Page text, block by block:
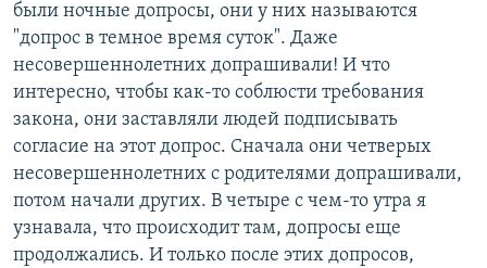
были ночные допросы, они у них называются
"допрос в темное время суток". Даже
несовершеннолетних допрашивали! И что
интересно, чтобы как-то соблюсти требования
закона, они заставляли людей подписывать
согласие на этот допрос. Сначала они четверых
несовершеннолетних с родителями допрашивали,
потом начали других. В четыре с чем-то утра я
узнавала, что происходит там, допросы еще
продолжались. И только после этих допросов,